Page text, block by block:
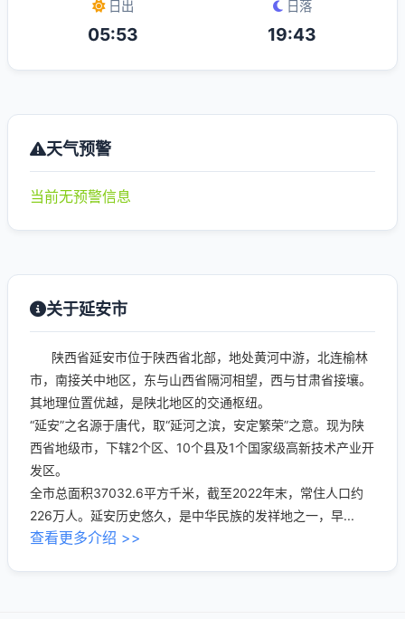
日出
05:53
日落
19:43
天气预警
当前无预警信息
关于延安市
陕西省延安市位于陕西省北部，地处黄河中游，北连榆林
市，南接关中地区，东与山西省隔河相望，西与甘肃省接壤。
其地理位置优越，是陕北地区的交通枢纽。
“延安”之名源于唐代，取“延河之滨，安定繁荣”之意。现为陕
西省地级市，下辖2个区、10个县及1个国家级高新技术产业开
发区。
全市总面积37032.6平方千米，截至2022年末，常住人口约
226万人。延安历史悠久，是中华民族的发祥地之一，早...
查看更多介绍 >>